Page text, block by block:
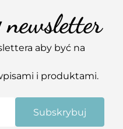
newsletter
aby być na
i produktami.
Subskrybuj